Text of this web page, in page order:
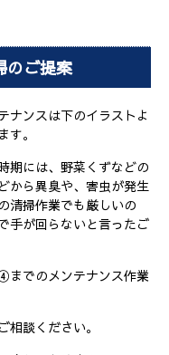
のご提案
ナンスは下のイラストよ
。
期には、野菜くずなどの
から異臭や、害虫が発生
清掃作業でも厳しいの
手が回らないと言ったご
でのメンテナンス作業
談ください。